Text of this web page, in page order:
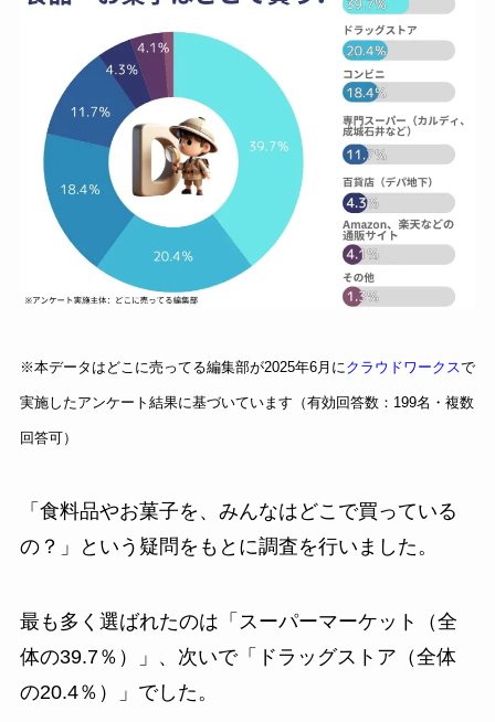
※本データはどこに売ってる編集部が2025年6月にクラウドワークスで
実施したアンケート結果に基づいています（有効回答数：199名・複数
回答可）
「食料品やお菓子を、みんなはどこで買っている
の？」という疑問をもとに調査を行いました。
最も多く選ばれたのは「スーパーマーケット（全
体の39.7％）」、次いで「ドラッグストア（全体
の20.4％）」でした。